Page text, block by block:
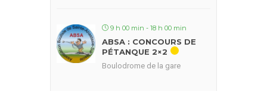
9 h 00 min - 18 h 00 min
ABSA : CONCOURS DE
PÉTANQUE 2×2
Boulodrome de la gare